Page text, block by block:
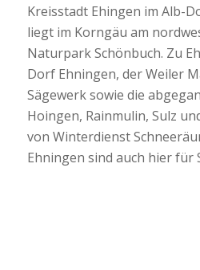
Kreisstadt Ehingen im Alb-
liegt im Korngäu am
Naturpark Schönbuch. Zu
Dorf Ehningen, der Weiler
Sägewerk sowie die
Hoingen, Rainmulin, Sulz
von Winterdienst
Ehningen sind auch hier für